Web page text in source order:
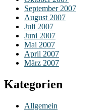
September 2007
August 2007
Juli 2007
Juni 2007
Mai 2007
April 2007
März 2007
Kategorien
Allgemein